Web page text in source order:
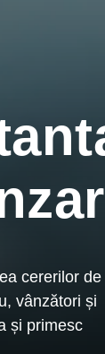
cererilor de
vânzători și
și primesc